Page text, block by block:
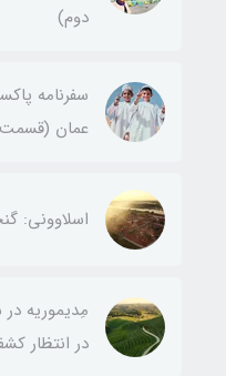
دوم)
سفرنامه
عمان
اسلاوونی:
مِدیموریه
در انتظار